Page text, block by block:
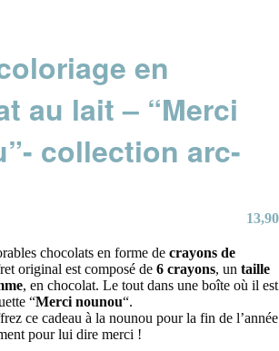
en
au lait – “Merci
collection arc-
13,90
chocolats en forme de crayons de
original est composé de 6 crayons, un taille
, en chocolat. Le tout dans une boîte où il est
“Merci nounou“.
ce cadeau à la nounou pour la fin de l’année
pour lui dire merci !